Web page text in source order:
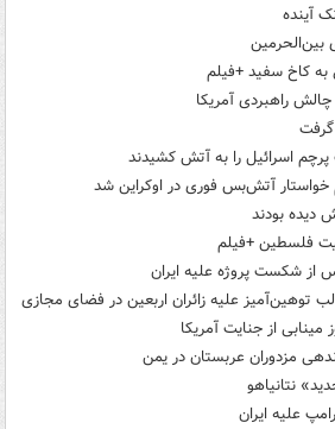
آینده
به کاخ سفید +فیلم
راهبردی آمریکا
گرفت
اسرائیل را به آتش کشیدند
خواستار آتش‌بس فوری در اوکراین شد
دیده بودند
فلسطین +فیلم
از شکست پروژه علیه ایران
توهین‌آمیز علیه زائران اربعین در فضای مجازی
از جنایت آمریکا
مزدوران عربستان در یمن
نتانیاهو
علیه ایران